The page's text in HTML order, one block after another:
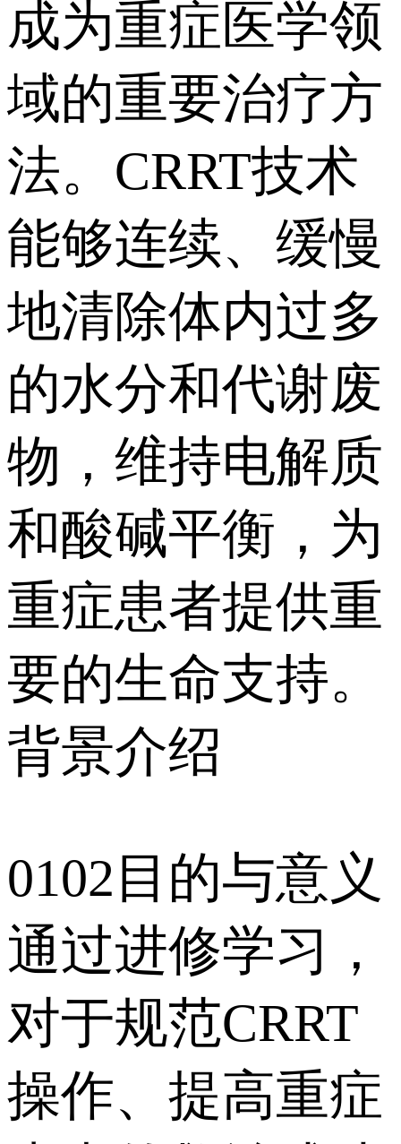
成为重症医学领
域的重要治疗方
法。CRRT技术
能够连续、缓慢
地清除体内过多
的水分和代谢废
物，维持电解质
和酸碱平衡，为
重症患者提供重
要的生命支持。
背景介绍
0102目的与意义
通过进修学习，
对于规范CRRT
操作、提高重症